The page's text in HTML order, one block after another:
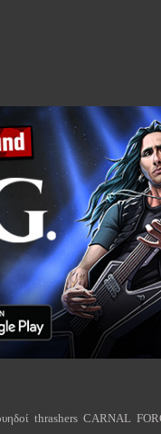
thrashers CARNAL